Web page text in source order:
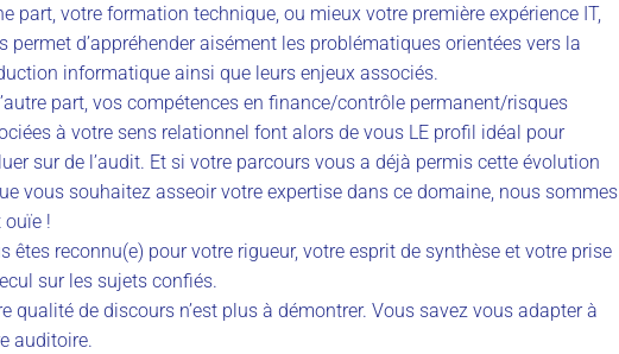
part, votre formation technique, ou mieux votre première expérience IT,
permet d’appréhender aisément les problématiques orientées vers la
informatique ainsi que leurs enjeux associés.
part, vos compétences en finance/contrôle permanent/risques
à votre sens relationnel font alors de vous LE profil idéal pour
sur de l’audit. Et si votre parcours vous a déjà permis cette évolution
vous souhaitez asseoir votre expertise dans ce domaine, nous sommes
ouïe !
êtes reconnu(e) pour votre rigueur, votre esprit de synthèse et votre prise
sur les sujets confiés.
qualité de discours n’est plus à démontrer. Vous savez vous adapter à
auditoire.